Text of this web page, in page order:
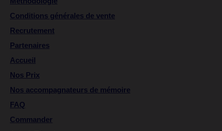
Conditions générales de vente
Recrutement
Partenaires
Accueil
Nos Prix
Nos accompagnateurs de mémoire
FAQ
Commander